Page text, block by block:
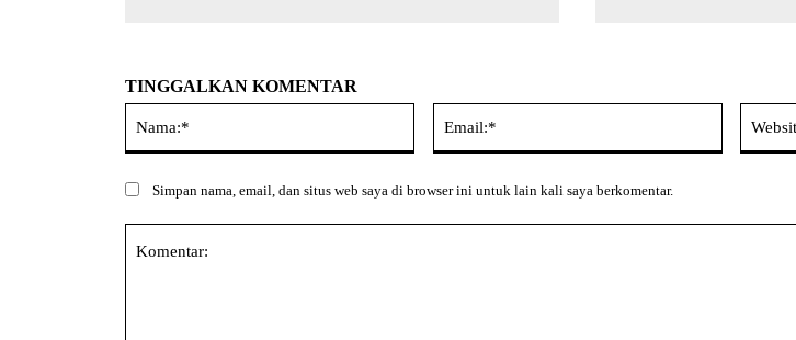
TINGGALKAN KOMENTAR
Simpan nama, email, dan situs web saya di browser ini untuk lain kali saya berkomentar.